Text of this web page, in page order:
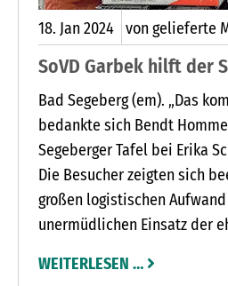
18. Jan2024 von gelieferte
SoVD Garbek hilft der
Bad Segeberg (em). „Das
bedankte sich Bendt
Segeberger Tafel bei Erika
vom SoVD Ortsverband
Vorstandsmitglieder hatten
Kisten mit über einen
mitgebracht. „Üblicherweise
Die Besucher zeigten sich
großen logistischen
unermüdlichen Einsatz der
zu einem Teil aus dem Erlös
WEITERLESEN …